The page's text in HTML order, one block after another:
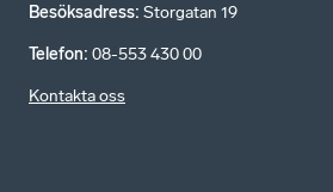
Besöksadress: Storgatan 19
Telefon: 08-553 430 00
Kontakta oss